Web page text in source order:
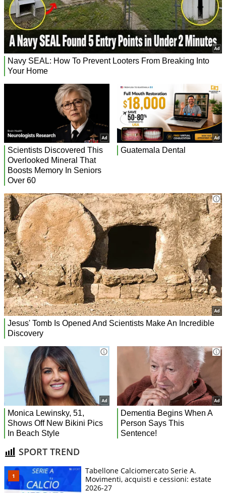
SPORT TREND
Tabellone Calciomercato Serie A.
Movimenti, acquisti e cessioni: estate
2026-27